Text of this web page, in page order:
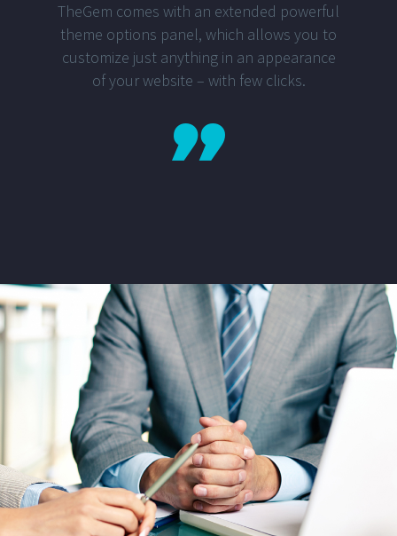
TheGem comes with an extended powerful
theme options panel, which allows you to
customize just anything in an appearance
of your website – with few clicks.
